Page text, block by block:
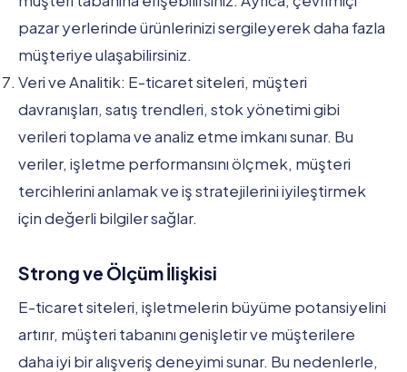
pazar yerlerinde ürünlerinizi sergileyerek daha fazla
müşteriye ulaşabilirsiniz.
Veri ve Analitik: E-ticaret siteleri, müşteri
davranışları, satış trendleri, stok yönetimi gibi
verileri toplama ve analiz etme imkanı sunar. Bu
veriler, işletme performansını ölçmek, müşteri
tercihlerini anlamak ve iş stratejilerini iyileştirmek
için değerli bilgiler sağlar.
Strong ve Ölçüm İlişkisi
E-ticaret siteleri, işletmelerin büyüme potansiyelini
artırır, müşteri tabanını genişletir ve müşterilere
daha iyi bir alışveriş deneyimi sunar. Bu nedenlerle,